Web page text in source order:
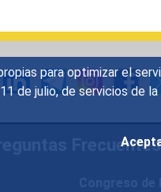
para optimizar el
de julio, de servicios de
Frecuentes